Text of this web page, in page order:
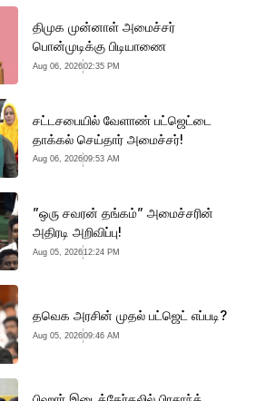
திமுக முன்னாள் அமைச்சர்
பொன்முடிக்கு பிடியாணை
Aug 06, 202602:35 PM
சட்டசபையில் வேளாண் பட்ஜெட்டை
தாக்கல் செய்தார் அமைச்சர்!
Aug 06, 202609:53 AM
”ஒரு சவரன் தங்கம்” அமைச்சரின்
அதிரடி அறிவிப்பு!
Aug 05, 202612:24 PM
தவெக அரசின் முதல் பட்ஜெட் எப்படி?
Aug 05, 202609:46 AM